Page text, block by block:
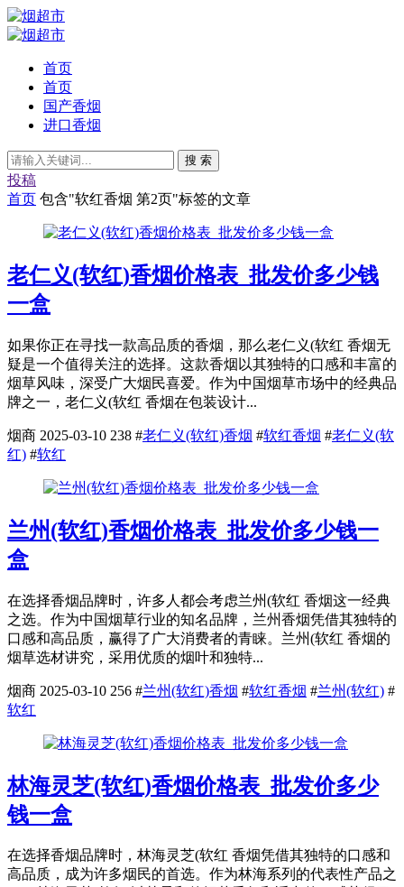
首页
首页
国产香烟
进口香烟
搜 索
投稿
首页 包含"软红香烟 第2页"标签的文章
老仁义(软红)香烟价格表_批发价多少钱
一盒
如果你正在寻找一款高品质的香烟，那么老仁义(软红 香烟无
疑是一个值得关注的选择。这款香烟以其独特的口感和丰富的
烟草风味，深受广大烟民喜爱。作为中国烟草市场中的经典品
牌之一，老仁义(软红 香烟在包装设计...
烟商 2025-03-10 238 #老仁义(软红)香烟 #软红香烟 #老仁义(软
红) #软红
兰州(软红)香烟价格表_批发价多少钱一
盒
在选择香烟品牌时，许多人都会考虑兰州(软红 香烟这一经典
之选。作为中国烟草行业的知名品牌，兰州香烟凭借其独特的
口感和高品质，赢得了广大消费者的青睐。兰州(软红 香烟的
烟草选材讲究，采用优质的烟叶和独特...
烟商 2025-03-10 256 #兰州(软红)香烟 #软红香烟 #兰州(软红) #
软红
林海灵芝(软红)香烟价格表_批发价多少
钱一盒
在选择香烟品牌时，林海灵芝(软红 香烟凭借其独特的口感和
高品质，成为许多烟民的首选。作为林海系列的代表性产品之